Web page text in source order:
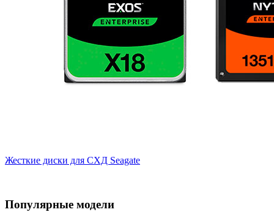
Жесткие диски для СХД Seagate
Популярные модели